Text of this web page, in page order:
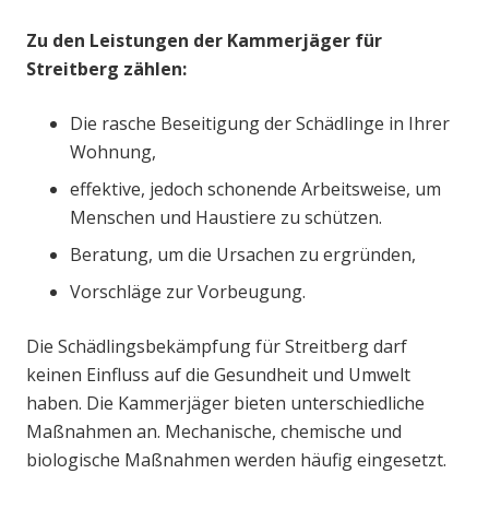
Zu den Leistungen der Kammerjäger für
Streitberg zählen:
Die rasche Beseitigung der Schädlinge in Ihrer
Wohnung,
effektive, jedoch schonende Arbeitsweise, um
Menschen und Haustiere zu schützen.
Beratung, um die Ursachen zu ergründen,
Vorschläge zur Vorbeugung.
Die Schädlingsbekämpfung für Streitberg darf
keinen Einfluss auf die Gesundheit und Umwelt
haben. Die Kammerjäger bieten unterschiedliche
Maßnahmen an. Mechanische, chemische und
biologische Maßnahmen werden häufig eingesetzt.